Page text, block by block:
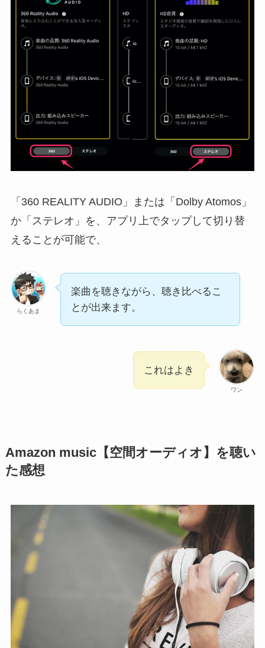
「360 REALITY AUDIO」または「Dolby Atomos」
か「ステレオ」を、アプリ上でタップして切り替
えることが可能で、
らくあま
楽曲を聴きながら、聴き比べるこ
とが出来ます。
ワン
これはよき
Amazon music【空間オーディオ】を聴い
た感想